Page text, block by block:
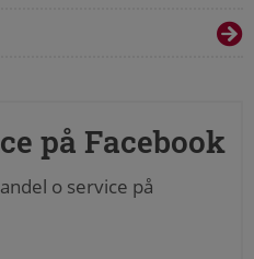
på Facebook
o service på